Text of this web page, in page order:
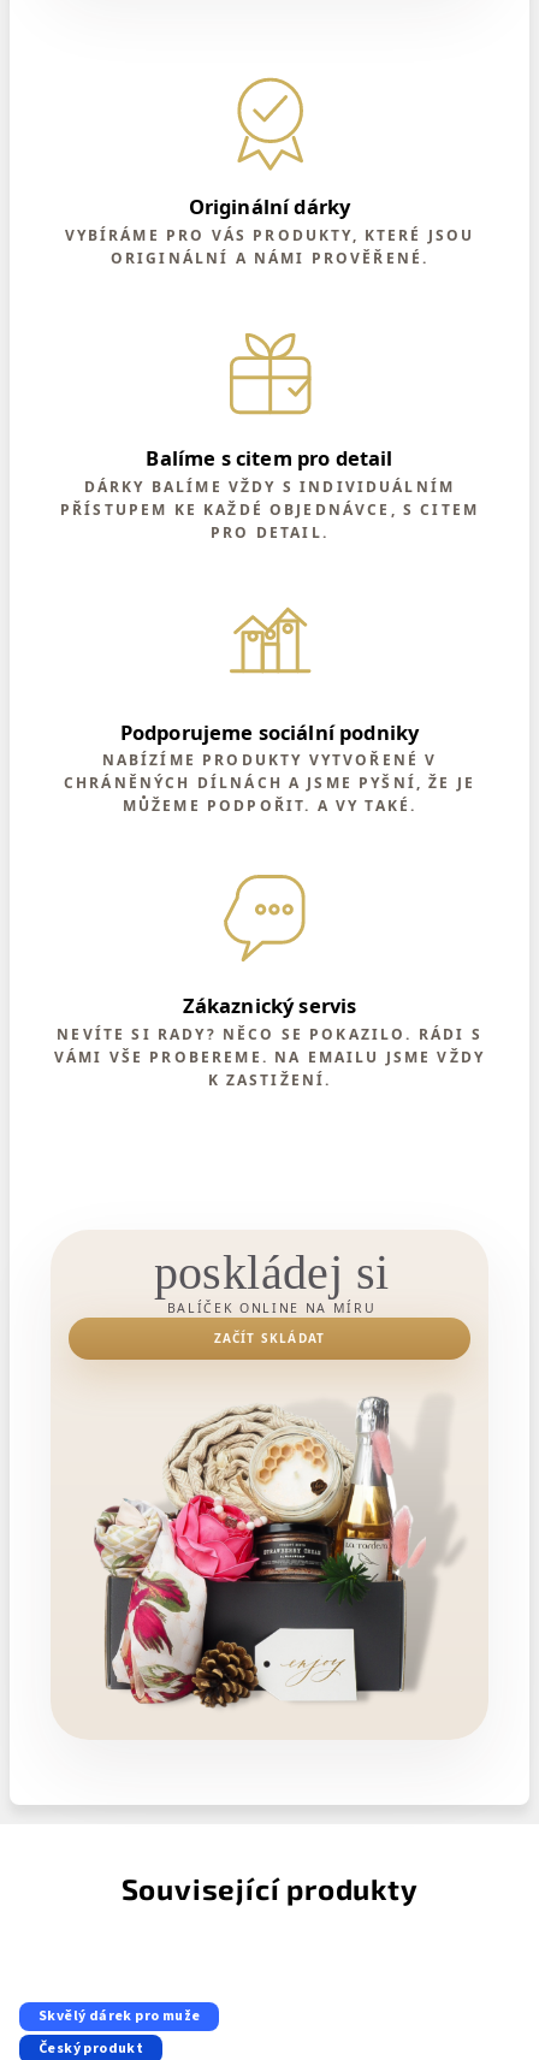
Originální dárky
VYBÍRÁME PRO VÁS PRODUKTY, KTERÉ JSOU
ORIGINÁLNÍ A NÁMI PROVĚŘENÉ.
Balíme s citem pro detail
DÁRKY BALÍME VŽDY S INDIVIDUÁLNÍM
PŘÍSTUPEM KE KAŽDÉ OBJEDNÁVCE, S CITEM
PRO DETAIL.
Podporujeme sociální podniky
NABÍZÍME PRODUKTY VYTVOŘENÉ V
CHRÁNĚNÝCH DÍLNÁCH A JSME PYŠNÍ, ŽE JE
MŮŽEME PODPOŘIT. A VY TAKÉ.
Zákaznický servis
NEVÍTE SI RADY? NĚCO SE POKAZILO. RÁDI S
VÁMI VŠE PROBEREME. NA EMAILU JSME VŽDY
K ZASTIŽENÍ.
poskládej si
BALÍČEK ONLINE NA MÍRU
ZAČÍT SKLÁDAT
Související produkty
Skvělý dárek pro muže
Český produkt